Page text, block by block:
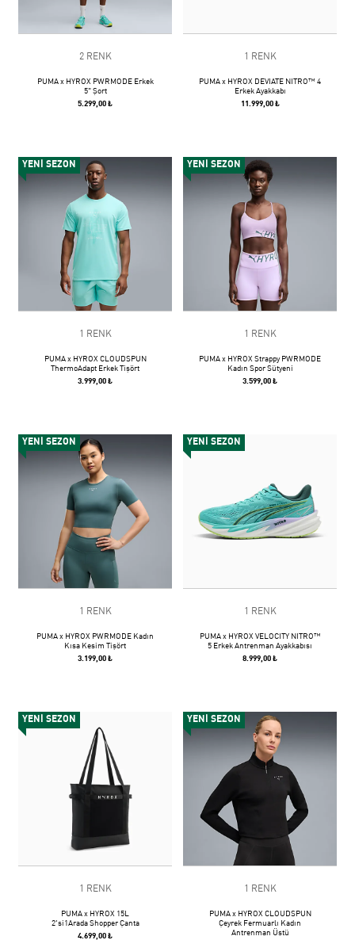
2 RENK
PUMA x HYROX PWRMODE Erkek
5" Şort
5.299,00 ₺
1 RENK
PUMA x HYROX DEVIATE NITRO™ 4
Erkek Ayakkabı
11.999,00 ₺
YENİ SEZON
1 RENK
PUMA x HYROX CLOUDSPUN
ThermoAdapt Erkek Tişört
3.999,00 ₺
YENİ SEZON
1 RENK
PUMA x HYROX Strappy PWRMODE
Kadın Spor Sütyeni
3.599,00 ₺
YENİ SEZON
1 RENK
PUMA x HYROX PWRMODE Kadın
Kısa Kesim Tişört
3.199,00 ₺
YENİ SEZON
1 RENK
PUMA x HYROX VELOCITY NITRO™
5 Erkek Antrenman Ayakkabısı
8.999,00 ₺
YENİ SEZON
1 RENK
PUMA x HYROX 15L
2'si1Arada Shopper Çanta
4.699,00 ₺
YENİ SEZON
1 RENK
PUMA x HYROX CLOUDSPUN
Çeyrek Fermuarlı Kadın
Antrenman Üstü